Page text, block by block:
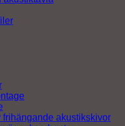
frihängande akustikskivor